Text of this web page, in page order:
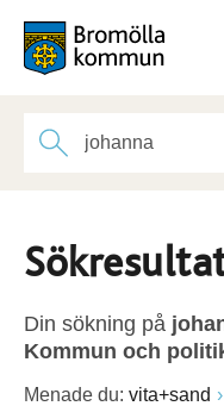
Din sökning på
Kommun och
Menade du: vita+sand